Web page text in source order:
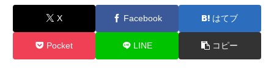
X Facebook はてブ
Pocket LINE コピー